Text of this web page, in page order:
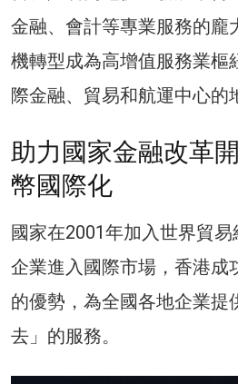
金融、會計等專業服務的龐
機轉型成為高增值服務業樞
際金融、貿易和航運中心的
助力國家金融改革
幣國際化
國家在2001年加入世界貿
企業進入國際市場，香港成
的優勢，為全國各地企業提
去」的服務。